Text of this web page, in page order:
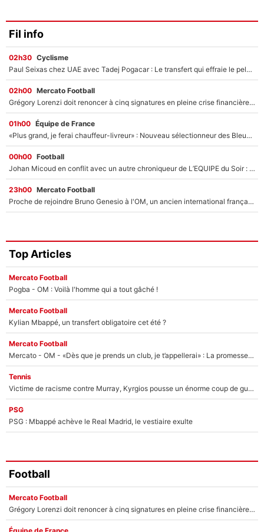
Fil info
02h30 Cyclisme
Paul Seixas chez UAE avec Tadej Pogacar : Le transfert qui effraie le peloton, «c’est la pire des choses qui puisse arriver»
02h00 Mercato Football
Grégory Lorenzi doit renoncer à cinq signatures en pleine crise financière : L’IA propose sept noms à l’OM pour un mercato réussi... à seulement 5M€ !
01h00 Équipe de France
«Plus grand, je ferai chauffeur-livreur» : Nouveau sélectionneur des Bleus, Zinédine Zidane s’était imaginé un avenir très différent lorsqu'il était enfant
00h00 Football
Johan Micoud en conflit avec un autre chroniqueur de L’EQUIPE du Soir : «Pendant un moment, je ne les ai pas remis ensemble dans l'émission»
23h00 Mercato Football
Proche de rejoindre Bruno Genesio à l'OM, un ancien international français va finalement débarquer... sur RMC !
Top Articles
Mercato Football
Pogba - OM : Voilà l'homme qui a tout gâché !
Mercato Football
Kylian Mbappé, un transfert obligatoire cet été ?
Mercato Football
Mercato - OM - «Dès que je prends un club, je t’appellerai» : La promesse de Marcelino au moment de claquer la porte
Tennis
Victime de racisme contre Murray, Kyrgios pousse un énorme coup de gueule !
PSG
PSG : Mbappé achève le Real Madrid, le vestiaire exulte
Football
Mercato Football
Grégory Lorenzi doit renoncer à cinq signatures en pleine crise financière : L’IA propose sept noms à l’OM pour un mercato réussi... à seulement 5M€ !